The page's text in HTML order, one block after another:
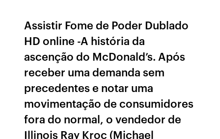
Assistir Fome de Poder Dublado
HD online -A história da
ascenção do McDonald’s. Após
receber uma demanda sem
precedentes e notar uma
movimentação de consumidores
fora do normal, o vendedor de
Illinois Ray Kroc (Michael